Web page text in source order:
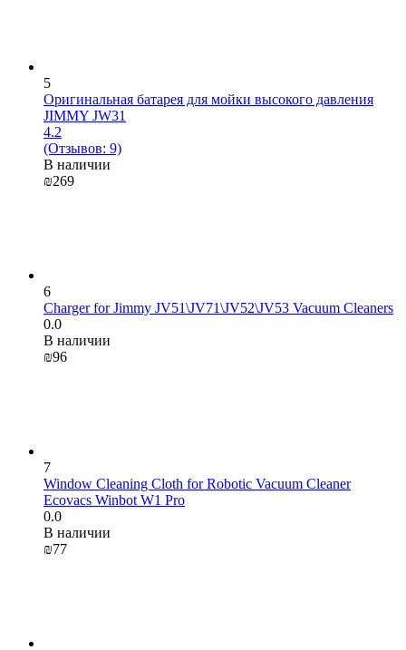
5
Оригинальная батарея для мойки высокого давления
JIMMY JW31
4.2
(Отзывов: 9)
В наличии
₪‍269‍
6
Charger for Jimmy JV51\JV71\JV52\JV53 Vacuum Cleaners
0.0
В наличии
₪‍96‍
7
Window Cleaning Cloth for Robotic Vacuum Cleaner
Ecovacs Winbot W1 Pro
0.0
В наличии
₪‍77‍